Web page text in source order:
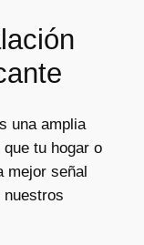
una amplia
tu hogar o
mejor señal